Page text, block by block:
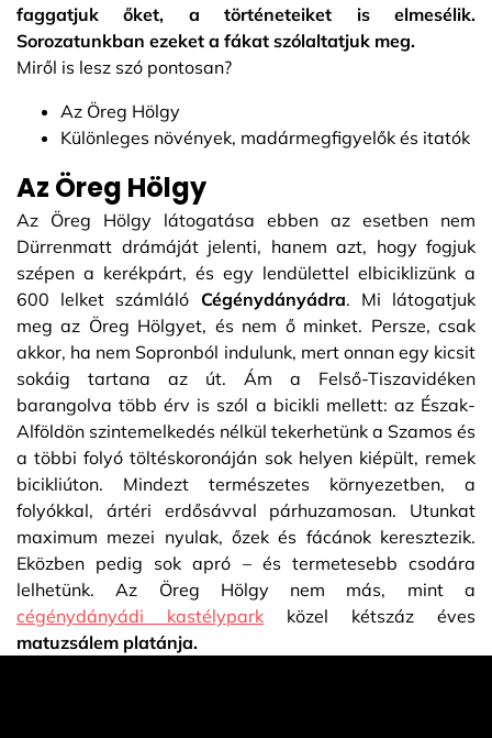
faggatjuk őket, a történeteiket is elmesélik.
Sorozatunkban ezeket a fákat szólaltatjuk meg.
Miről is lesz szó pontosan?
Az Öreg Hölgy
Különleges növények, madármegfigyelők és itatók
Az Öreg Hölgy
Az Öreg Hölgy látogatása ebben az esetben nem
Dürrenmatt drámáját jelenti, hanem azt, hogy fogjuk
szépen a kerékpárt, és egy lendülettel elbiciklizünk a
600 lelket számláló Cégénydányádra. Mi látogatjuk
meg az Öreg Hölgyet, és nem ő minket. Persze, csak
akkor, ha nem Sopronból indulunk, mert onnan egy kicsit
sokáig tartana az út. Ám a Felső-Tiszavidéken
barangolva több érv is szól a bicikli mellett: az Észak-
Alföldön szintemelkedés nélkül tekerhetünk a Szamos és
a többi folyó töltéskoronáján sok helyen kiépült, remek
bicikliúton. Mindezt természetes környezetben, a
folyókkal, ártéri erdősávval párhuzamosan. Utunkat
maximum mezei nyulak, őzek és fácánok keresztezik.
Eközben pedig sok apró – és termetesebb csodára
lelhetünk. Az Öreg Hölgy nem más, mint a
cégénydányádi kastélypark közel kétszáz éves
matuzsálem platánja.